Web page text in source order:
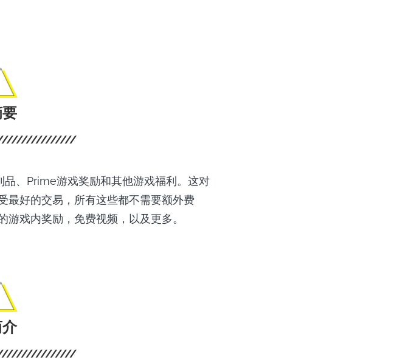
、Prime游戏奖励和其他游戏福利。这对
最好的交易，所有这些都不需要额外费
戏内奖励，免费视频，以及更多。